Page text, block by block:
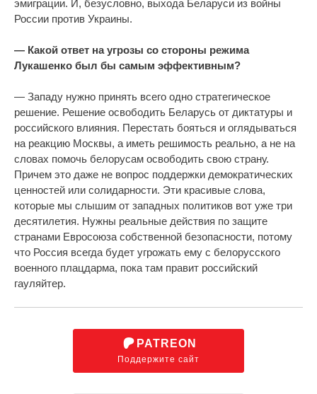
эмиграции. И, безусловно, выхода Беларуси из войны
России против Украины.
— Какой ответ на угрозы со стороны режима
Лукашенко был бы самым эффективным?
— Западу нужно принять всего одно стратегическое
решение. Решение освободить Беларусь от диктатуры и
российского влияния. Перестать бояться и оглядываться
на реакцию Москвы, а иметь решимость реально, а не на
словах помочь белорусам освободить свою страну.
Причем это даже не вопрос поддержки демократических
ценностей или солидарности. Эти красивые слова,
которые мы слышим от западных политиков вот уже три
десятилетия. Нужны реальные действия по защите
странами Евросоюза собственной безопасности, потому
что Россия всегда будет угрожать ему с белорусского
военного плацдарма, пока там правит российский
гауляйтер.
PATREON
Поддержите сайт